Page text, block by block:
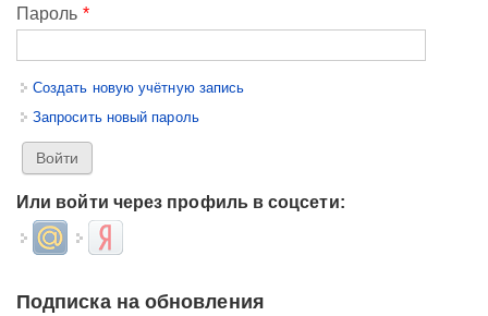
Пароль *
Создать новую учётную запись
Запросить новый пароль
Или войти через профиль в соцсети:
Login with Mail.ruLogin with Яндекс
Подписка на обновления